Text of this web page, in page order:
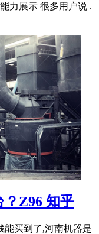
力展示 很多用户说 .
Z96 知乎
能买到了,河南机器是